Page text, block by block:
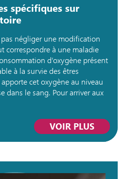
spécifiques sur
négliger une modification
correspondre à une maladie
d’oxygène présent
à la survie des êtres
cet oxygène au niveau
dans le sang. Pour arriver aux
VOIR PLUS